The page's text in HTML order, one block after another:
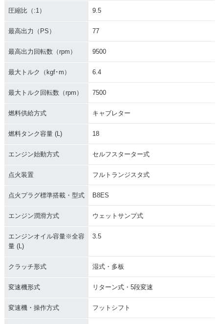
圧縮比（:1） 9.5
最高出力（PS） 77
最高出力回転数（rpm） 9500
最大トルク（kgf･m） 6.4
最大トルク回転数（rpm） 7500
燃料供給方式 キャブレター
燃料タンク容量 (L) 18
エンジン始動方式 セルフスターター式
点火装置 フルトランジスタ式
点火プラグ標準搭載・型式 B8ES
エンジン潤滑方式 ウェットサンプ式
エンジンオイル容量※全容
量 (L)
3.5
クラッチ形式 湿式・多板
変速機形式 リターン式・5段変速
変速機・操作方式 フットシフト